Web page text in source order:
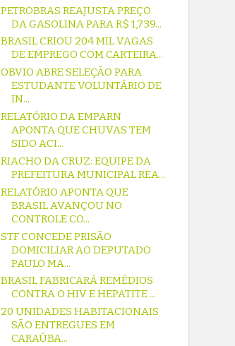
PETROBRAS REAJUSTA PREÇO
DA GASOLINA PARA R$ 1,739...
BRASIL CRIOU 204 MIL VAGAS
DE EMPREGO COM CARTEIRA...
OBVIO ABRE SELEÇÃO PARA
ESTUDANTE VOLUNTÁRIO DE
IN...
RELATÓRIO DA EMPARN
APONTA QUE CHUVAS TEM
SIDO ACI...
RIACHO DA CRUZ: EQUIPE DA
PREFEITURA MUNICIPAL REA...
RELATÓRIO APONTA QUE
BRASIL AVANÇOU NO
CONTROLE CO...
STF CONCEDE PRISÃO
DOMICILIAR AO DEPUTADO
PAULO MA...
BRASIL FABRICARÁ REMÉDIOS
CONTRA O HIV E HEPATITE ...
20 UNIDADES HABITACIONAIS
SÃO ENTREGUES EM
CARAÚBA...